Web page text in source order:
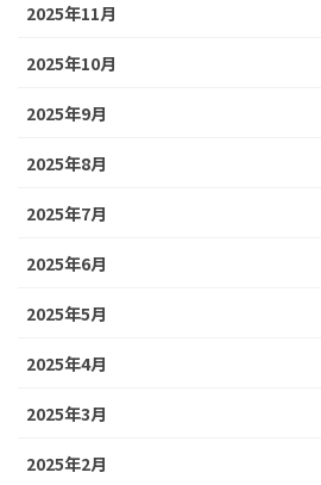
2025年11月
2025年10月
2025年9月
2025年8月
2025年7月
2025年6月
2025年5月
2025年4月
2025年3月
2025年2月